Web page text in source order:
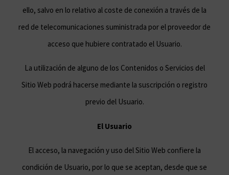
ello, salvo en lo relativo al coste de conexión a través de la
red de telecomunicaciones suministrada por el proveedor de
acceso que hubiere contratado el Usuario.
La utilización de alguno de los Contenidos o Servicios del
Sitio Web podrá hacerse mediante la suscripción o registro
previo del Usuario.
El Usuario
El acceso, la navegación y uso del Sitio Web confiere la
condición de Usuario, por lo que se aceptan, desde que se